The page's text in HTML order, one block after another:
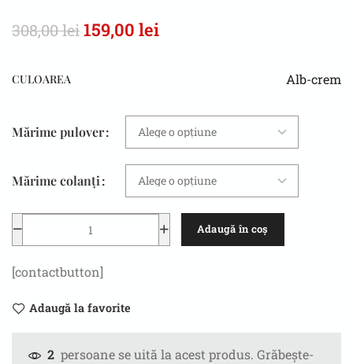
308,00lei159,00 lei
CULOAREA Alb-crem
Mărime pulover
Mărime colanți
Adaugă în coș
[contactbutton]
Adaugă la favorite
2 persoane se uită la acest produs. Grăbește-